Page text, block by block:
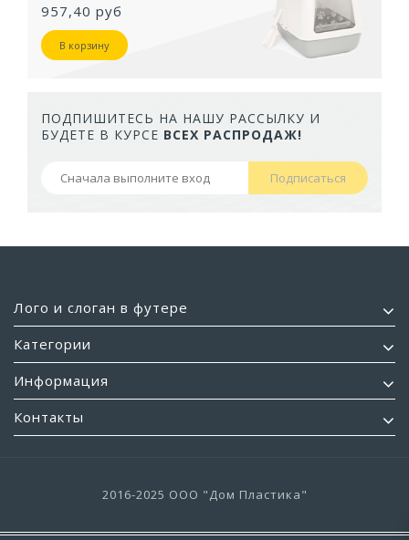
957,40 руб
В корзину
ПОДПИШИТЕСЬ НА НАШУ РАССЫЛКУ И
БУДЕТЕ В КУРСЕ ВСЕХ РАСПРОДАЖ!
Подписаться
Лого и слоган в футере
Категории
Информация
Контакты
2016-2025 ООО "Дом Пластика"